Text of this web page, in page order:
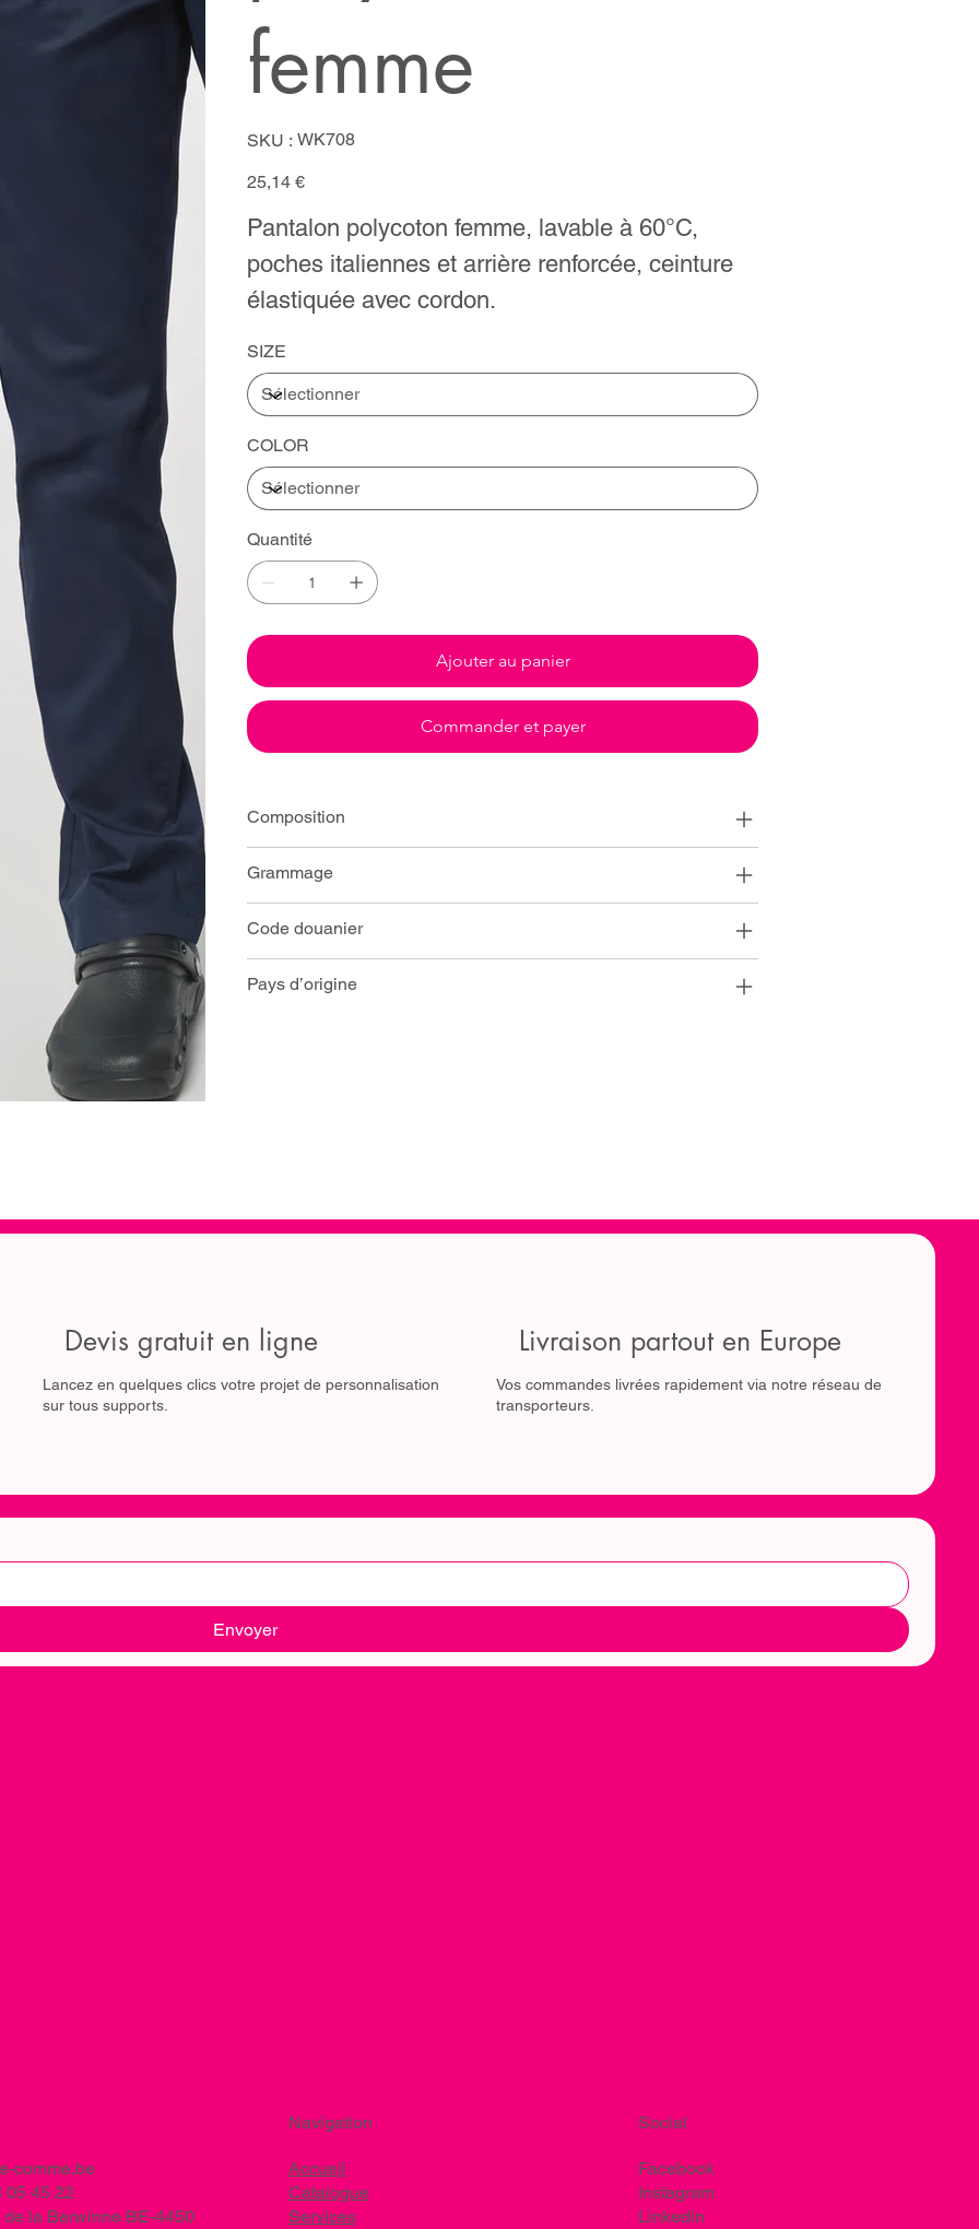
femme
SKU : SKU
WK708
WK708
Prix
25,14 €
Pantalon polycoton femme, lavable à 60°C,
poches italiennes et arrière renforcée, ceinture
élastiquée avec cordon.
SIZE
COLOR
Quantité
Ajouter au panier
Commander et payer
Composition
Grammage
Code douanier
Pays d’origine
Devis gratuit en ligne
Lancez en quelques clics votre projet de personnalisation
sur tous supports.
Livraison partout en Europe
Vos commandes livrées rapidement via notre réseau de
transporteurs.
comme.be
05 45 22
de la Berwinne BE-4450
Navigation
Accueil
Catalogue
Services
Social
Facebook
Instagram
Linkedin
Envoyer